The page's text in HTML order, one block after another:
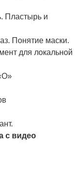
Пластырь и
Понятие маски.
для локальной
с видео